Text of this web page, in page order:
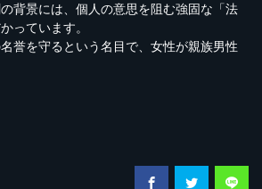
背景には、個人の意思を阻む強固な「法
っています。
誉を守るという名目で、女性が親族男性